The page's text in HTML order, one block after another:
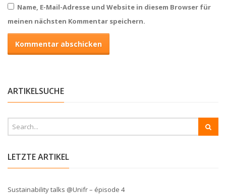
Name, E-Mail-Adresse und Website in diesem Browser für
meinen nächsten Kommentar speichern.
ARTIKELSUCHE
LETZTE ARTIKEL
Sustainability talks @Unifr – épisode 4